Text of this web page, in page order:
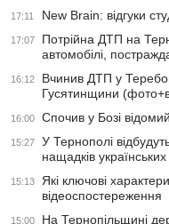
17:11 New Brain: відгуки
17:07
Потрійна ДТП на
автомобілі,
16:12
Вчинив ДТП у
Гусятинщини
16:00 Спочив у Бозі
15:27
У Тернополі
нащадків
15:13
Які ключові
відеоспостереження
15:00 На Тернопільщині